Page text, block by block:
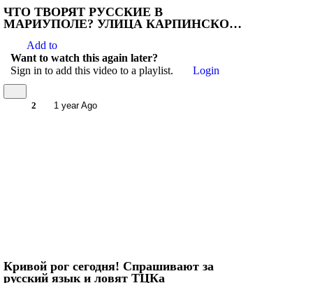
ЧТО ТВОРЯТ РУССКИЕ В
МАРИУПОЛЕ? УЛИЦА КАРПИНСКОГО
УСТРАШАЮЩЕ!
Add to
Want to watch this again later?
Sign in to add this video to a playlist.
Login
2 1 year Ago
Кривой рог сегодня! Спрашивают за
русский язык и ловят ТЦКа